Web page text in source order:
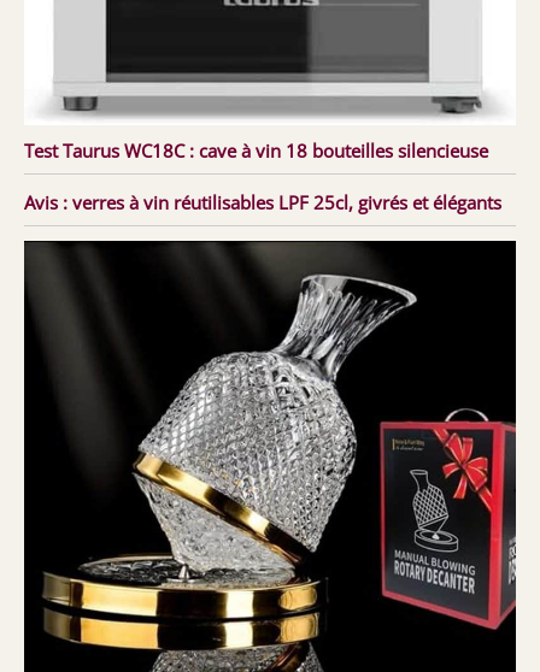
Test Taurus WC18C : cave à vin 18 bouteilles silencieuse
Avis : verres à vin réutilisables LPF 25cl, givrés et élégants